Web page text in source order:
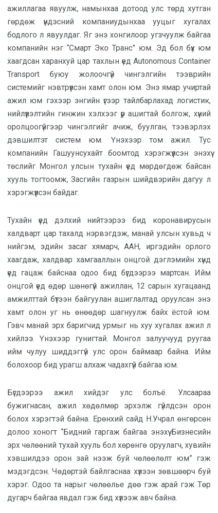
ажиллагаа явуулж, намынхаа дотоод улс төрд хутган
гөрдөж үндэсний компаниудынхаа ууцыг хугалах
бодлого л явуулдаг. Яг энэ хонгилоор угзчуулж байгаа
компанийн нэг “Смарт Эко Транс” юм. Эд бол бүх юм
хаагдсан харанхуй цар тахлын үед Autonomous Container
Transport буюу жолоочгүй чингэлгийн тээврийн
системийг нэвтрүүлсэн хамт олон юм. Энэ ямар учиртай
ажил юм гэхээр энгийн үгээр тайлбарлахад логистик,
нийлүүлэлтийн гинжин хэлхээг үр ашигтай болгож, хүний
оролцоогүйгээр чингэлгийг ачиж, буулган, тээвэрлэх
дэвшилтэт систем юм. Үнэхээр том ажил. Тус
компанийн Гашуунсухайт боомтод хэрэгжүүлсэн энэхүү
төслийг Монгол улсын тухайн үед мөрдөгдөж байсан
хууль тогтоомж, Засгийн газрын шийдвэрийн дагуу л
хэрэгжүүлсэн байдаг.
Тухайн үед дэлхий нийтээрээ бид коронавирусын
халдварт цар тахалд нэрвэгдэж, манай улсын хувьд ч
нийгэм, эдийн засаг хямарч, ААН, иргэдийн орлого
хаагдаж, халдвар хамгааллын онцгой дэглэмийн хүнд
үед гацаж байснаа одоо бид бүгдээрээ мартсан. Ийм
онцгой үед өдөр шөнөгүй ажиллан, 12 сарын хугацаанд
амжилттай бүтээн байгуулан ашиглалтад оруулсан энэ
хамт олон уг нь өнөөдөр шагнуулж байх ёстой юм.
Гэвч манай эрх баригчид урмыг нь хуу хугалах ажил л
хийлээ. Үнэхээр гунигтай. Монгол залуучууд руугаа
ийм чулуу шиддэггүй улс орон баймаар байна. Ийм
болохоор бид урагш алхаж чадахгүй байгаа юм.
Бүгдээрээ ажил хийдэг улс болъё. Улсаараа
бужигнасан, ажил хөдөлмөр эрхэлж гүйлдсэн орон
болох хэрэгтэй байна. Ерөнхий сайд Н.Учрал өнгөрсөн
долоо хоногт “Бидний гаргаж байгаа энэхүү Бизнесийн
эрх чөлөөний тухай хууль бол хөрөнгө оруулагч, хувийн
хэвшилдээ орон зай нээж буй чөлөөлөлт юм” гэж
мэдэгдсэн. Чөдөртэй байлгаснаа хүлээн зөвшөөрч буй
хэрэг. Одоо та нарыг чөлөөлье дөө гэж арай гэж Төр
дугарч байгаа явдал гэж бид хүлээж авч байна.